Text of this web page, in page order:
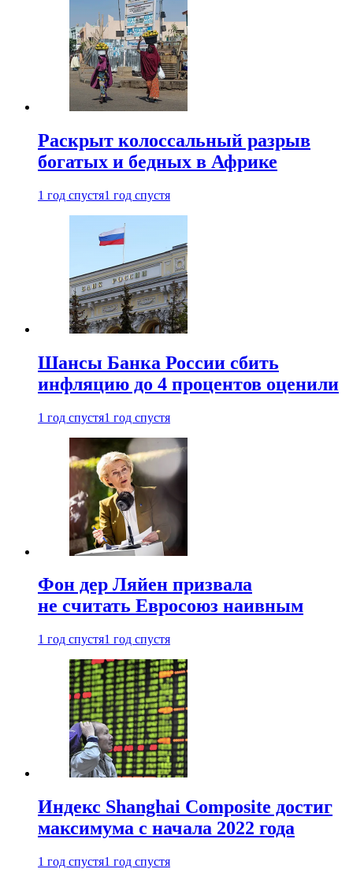
Раскрыт колоссальный разрыв
богатых и бедных в Африке
1 год спустя1 год спустя
Шансы Банка России сбить
инфляцию до 4 процентов оценили
1 год спустя1 год спустя
Фон дер Ляйен призвала
не считать Евросоюз наивным
1 год спустя1 год спустя
Индекс Shanghai Composite достиг
максимума с начала 2022 года
1 год спустя1 год спустя